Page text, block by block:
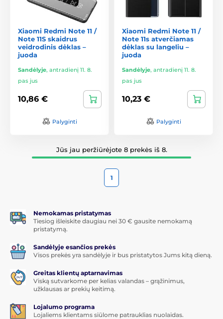
Xiaomi Redmi Note 11 /
Note 11S skaidrus
veidrodinis dėklas –
juoda
Sandėlyje, antradienį 11. 8.
pas jus
10,86 €
Palyginti
Xiaomi Redmi Note 11 /
Note 11s atverčiamas
dėklas su langeliu –
juoda
Sandėlyje, antradienį 11. 8.
pas jus
10,23 €
Palyginti
Jūs jau peržiūrėjote 8 prekės iš 8.
1
Nemokamas pristatymas
Tiesiog išleiskite daugiau nei 30 € gausite nemokamą
pristatymą.
Sandėlyje esančios prekės
Visos prekės yra sandėlyje ir bus pristatytos Jums kitą dieną.
Greitas klientų aptarnavimas
Viską sutvarkome per kelias valandas – grąžinimus,
užklausas ar prekių keitimą.
Lojalumo programa
Lojaliems klientams siūlome patrauklias nuolaidas.